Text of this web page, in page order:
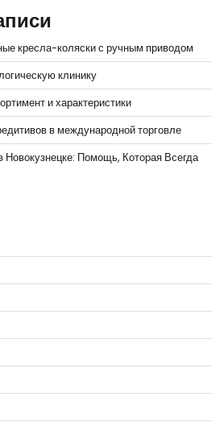
кресла-коляски с ручным приводом
клинику
и характеристики
в международной торговле
Новокузнецке: Помощь, Которая Всегда